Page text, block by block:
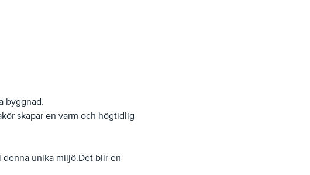
byggnad.
skapar en varm och högtidlig
denna unika miljö.Det blir en